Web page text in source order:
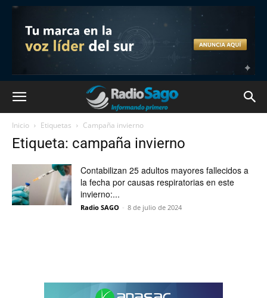
Inicio Etiquetas Campaña invierno
Etiqueta: campaña invierno
Contabilizan 25 adultos mayores fallecidos a
la fecha por causas respiratorias en este
invierno:...
Radio SAGO - 8 de julio de 2024